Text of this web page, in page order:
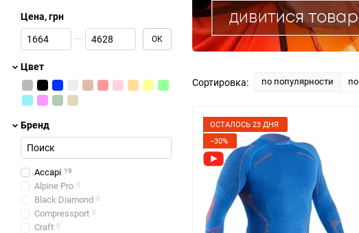
Сортировка: по популярности
ОСТАЛОСЬ 23 ДНЯ
−30%
Цена, грн
От Цена, грн
До Цена, грн OK
Цвет
Бренд
Accapi 19
Alpine Pro 0
Black Diamond 0
Compressport 0
Craft 0